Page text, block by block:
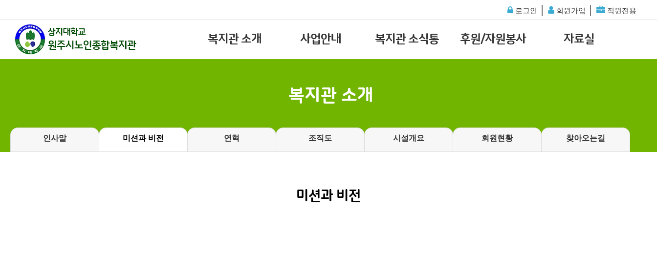
로그인 회원가입 직원전용
복지관 소개 사업안내 복지관 소식통 후원/자원봉사 자료실
복지관 소개
인사말 미션과 비전 연혁 조직도 시설개요 회원현황 찾아오는길
미션과 비전